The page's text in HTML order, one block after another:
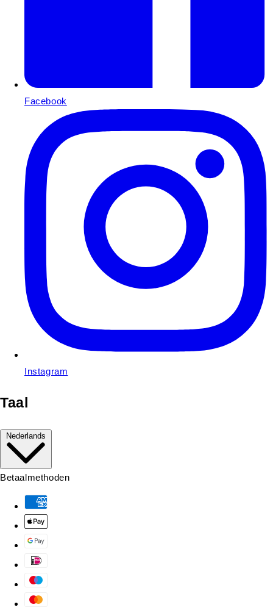
Facebook
Instagram
Taal
Nederlands
Betaalmethoden